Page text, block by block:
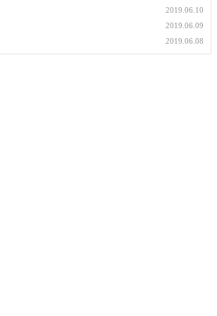
2019.06.10
2019.06.09
2019.06.08